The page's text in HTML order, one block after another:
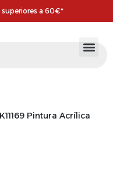
a 60€*
Pintura Acrílica